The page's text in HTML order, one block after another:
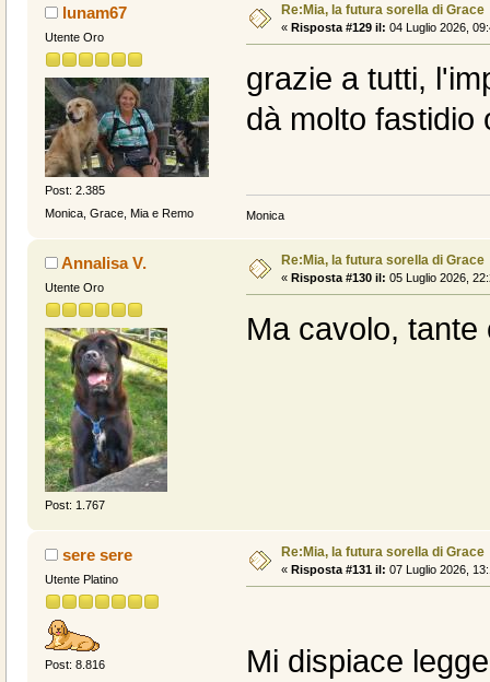
lunam67
Utente Oro
Post: 2.385
Monica, Grace, Mia e Remo
Re:Mia, la futura sorella di Grace
« Risposta #129 il: 04 Luglio 2026,
grazie a tutti,
dà molto fastidio
Monica
Annalisa V.
Utente Oro
Post: 1.767
Re:Mia, la futura sorella di Grace
« Risposta #130 il: 05 Luglio 2026,
Ma cavolo,
sere sere
Utente Platino
Post: 8.816
Re:Mia, la futura sorella di Grace
« Risposta #131 il: 07 Luglio 2026,
Mi dispiace